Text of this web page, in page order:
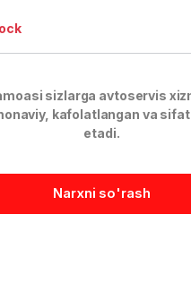
sizlarga avtoservis
kafolatlangan va
etadi.
Narxni so'rash